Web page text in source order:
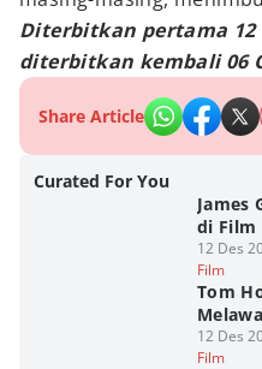
Diterbitkan pertama 12
diterbitkan kembali 06
Share Article
Curated For You
James
di Film
12 Des
Film
Tom
12 Des
Film